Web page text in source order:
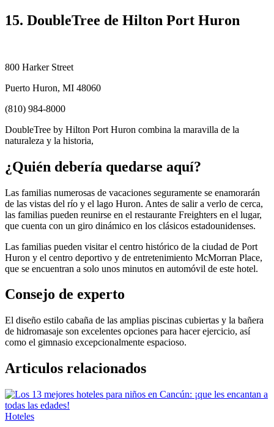
15. DoubleTree de Hilton Port Huron
800 Harker Street
Puerto Huron, MI 48060
(810) 984-8000
DoubleTree by Hilton Port Huron combina la maravilla de la
naturaleza y la historia,
¿Quién debería quedarse aquí?
Las familias numerosas de vacaciones seguramente se enamorarán
de las vistas del río y el lago Huron. Antes de salir a verlo de cerca,
las familias pueden reunirse en el restaurante Freighters en el lugar,
que cuenta con un giro dinámico en los clásicos estadounidenses.
Las familias pueden visitar el centro histórico de la ciudad de Port
Huron y el centro deportivo y de entretenimiento McMorran Place,
que se encuentran a solo unos minutos en automóvil de este hotel.
Consejo de experto
El diseño estilo cabaña de las amplias piscinas cubiertas y la bañera
de hidromasaje son excelentes opciones para hacer ejercicio, así
como el gimnasio excepcionalmente espacioso.
Articulos relacionados
Hoteles